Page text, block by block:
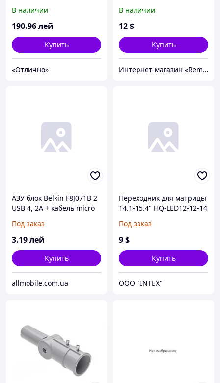
В наличии
190.96лей
Купить
«Отлично»
RS232
В наличии
12$
Купить
Интернет-магазин «Rem-elektronik»
АЗУ блок Belkin F8J071B 2
USB 4, 2A + кабель micro
Под заказ
3.19лей
Купить
allmobile.com.ua
Переходник для матрицы
14.1-15.4" HQ-LED12-12-14
14.1, 15.4 с *TLA1/TLA2 на
*TLP1/TLP2 ) для ноутбука
Под заказ
9$
Купить
OOO "INTEX"